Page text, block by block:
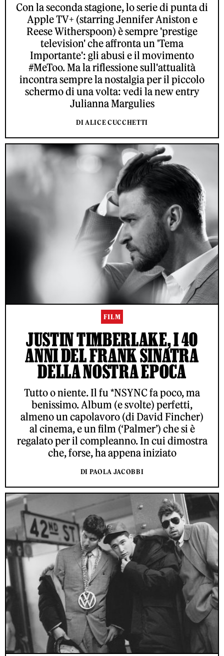
Con la seconda stagione, lo serie di punta di
Apple TV+ (starring Jennifer Aniston e
Reese Witherspoon) è sempre 'prestige
television' che affronta un 'Tema
Importante': gli abusi e il movimento
#MeToo. Ma la riflessione sull'attualità
incontra sempre la nostalgia per il piccolo
schermo di una volta: vedi la new entry
Julianna Margulies
DI ALICE CUCCHETTI
FILM
JUSTIN TIMBERLAKE, I 40
ANNI DEL FRANK SINATRA
DELLA NOSTRA EPOCA
Tutto o niente. Il fu *NSYNC fa poco, ma
benissimo. Album (e svolte) perfetti,
almeno un capolavoro (di David Fincher)
al cinema, e un film (‘Palmer’) che si è
regalato per il compleanno. In cui dimostra
che, forse, ha appena iniziato
DI PAOLA JACOBBI